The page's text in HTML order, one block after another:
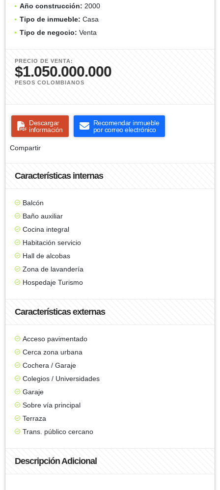
Año construcción: 2000
Tipo de inmueble: Casa
Tipo de negocio: Venta
PRECIO DE VENTA:
$1.050.000.000
PESOS COLOMBIANOS
Descargar
información
Recomendar inmueble
por correo electrónico
Compartir
Características internas
Balcón
Baño auxiliar
Cocina integral
Habitación servicio
Hall de alcobas
Zona de lavandería
Hospedaje Turismo
Características externas
Acceso pavimentado
Cerca zona urbana
Cochera / Garaje
Colegios / Universidades
Garaje
Sobre vía principal
Terraza
Trans. público cercano
Descripción Adicional